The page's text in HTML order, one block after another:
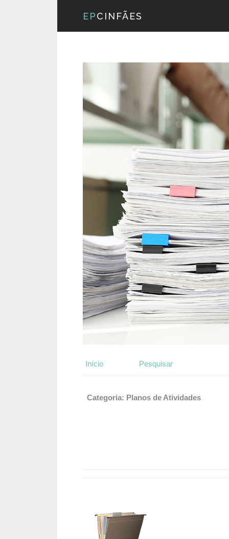
EPCINFÃES
Início Pesquisar
Categoria: Planos de Atividades